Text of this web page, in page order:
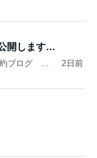
開します…
約ブログ 〜
2日前